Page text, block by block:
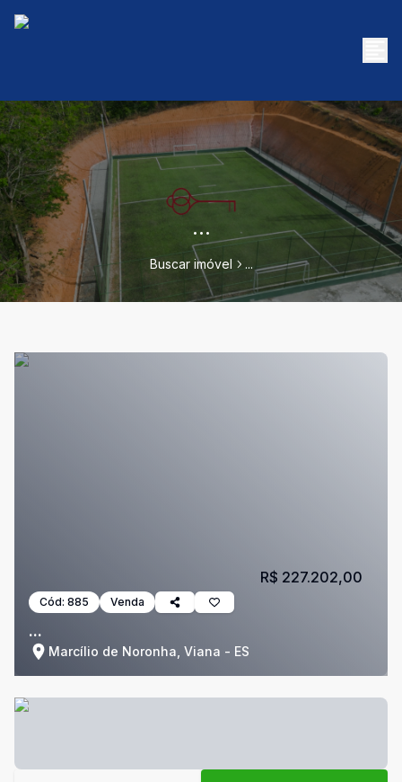
...
Buscar imóvel ...
Cód: 885 Venda
...
Marcílio de Noronha, Viana - ES
R$ 227.202,00